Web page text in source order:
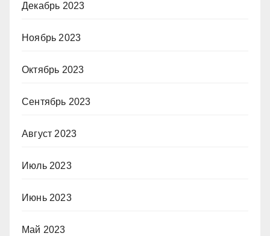
Декабрь 2023
Ноябрь 2023
Октябрь 2023
Сентябрь 2023
Август 2023
Июль 2023
Июнь 2023
Май 2023